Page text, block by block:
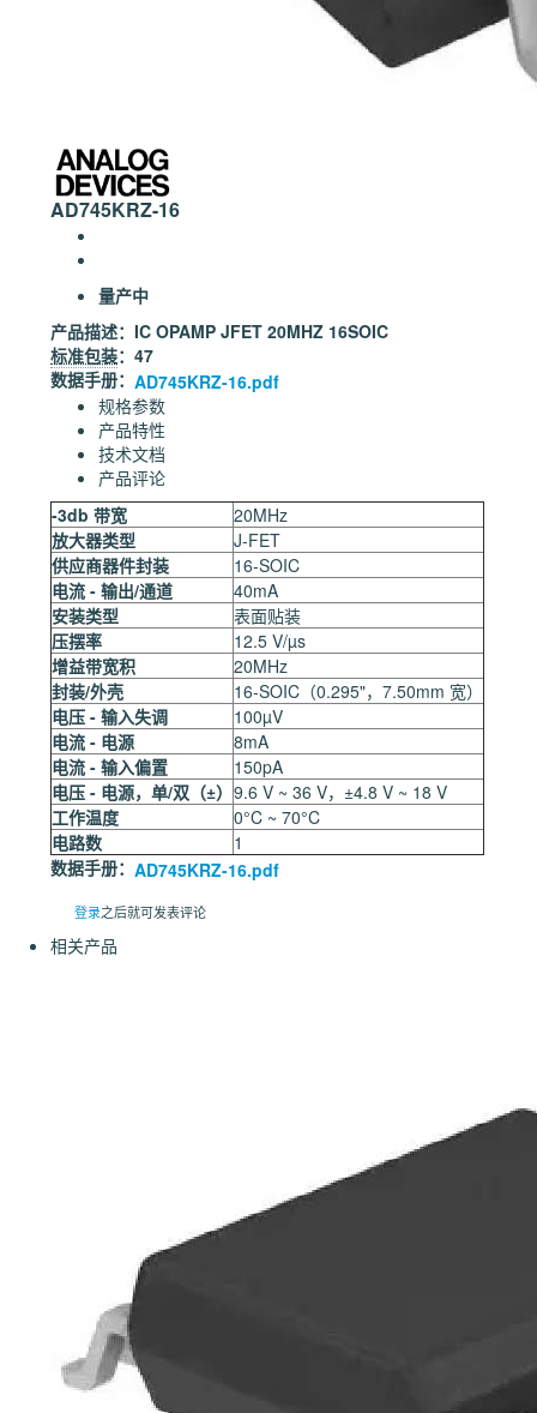
AD745KRZ-16
量产中
产品描述： IC OPAMP JFET 20MHZ 16SOIC
标准包装：47
数据手册： AD745KRZ-16.pdf
规格参数
产品特性
技术文档
产品评论
-3db 带宽
20MHz
放大器类型
J-FET
供应商器件封装
16-SOIC
电流 - 输出/通道
40mA
安装类型
表面贴装
压摆率
12.5 V/µs
增益带宽积
20MHz
封装/外壳
16-SOIC（0.295"，7.50mm 宽）
电压 - 输入失调
100µV
电流 - 电源
8mA
电流 - 输入偏置
150pA
电压 - 电源，单/双（±） 9.6 V ~ 36 V，±4.8 V ~ 18 V
工作温度
0°C ~ 70°C
电路数
1
数据手册： AD745KRZ-16.pdf
登录之后就可发表评论
相关产品